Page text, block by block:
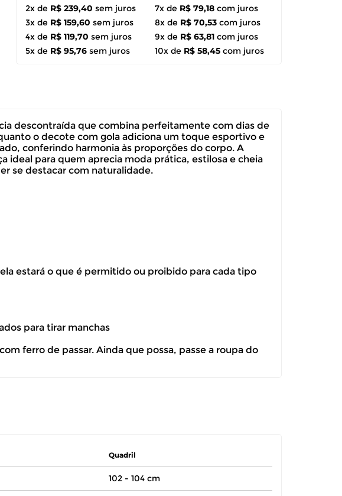
2x de R$ 239,40 sem juros
3x de R$ 159,60 sem juros
4x de R$ 119,70 sem juros
5x de R$ 95,76 sem juros
7x de R$ 79,18 com juros
8x de R$ 70,53 com juros
9x de R$ 63,81 com juros
10x de R$ 58,45 com juros
descontraída que combina perfeitamente com dias de
o decote com gola adiciona um toque esportivo e
conferindo harmonia às proporções do corpo. A
ideal para quem aprecia moda prática, estilosa e cheia
se destacar com naturalidade.
estará o que é permitido ou proibido para cada tipo
para tirar manchas
ferro de passar. Ainda que possa, passe a roupa do
Quadril
102 - 104 cm